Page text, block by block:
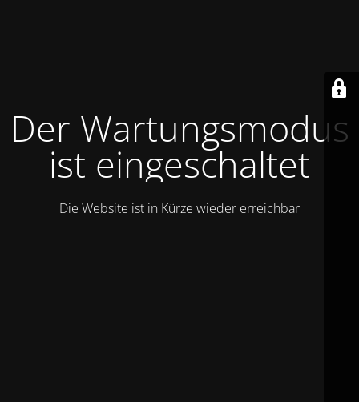
Der Wartungsmodus
ist eingeschaltet
Die Website ist in Kürze wieder erreichbar